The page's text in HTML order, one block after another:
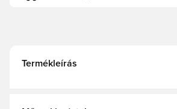
Termékleírás